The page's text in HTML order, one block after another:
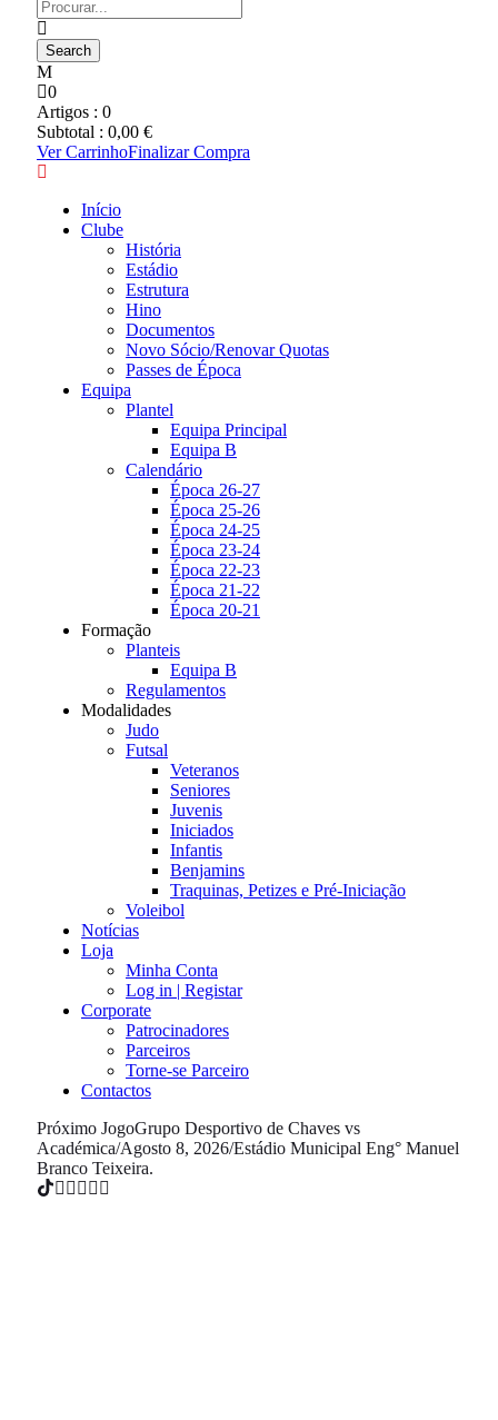
0
Artigos : 0
Subtotal : 0,00 €
Ver CarrinhoFinalizar Compra
Início
Clube
História
Estádio
Estrutura
Hino
Documentos
Novo Sócio/Renovar Quotas
Passes de Época
Equipa
Plantel
Equipa Principal
Equipa B
Calendário
Época 26-27
Época 25-26
Época 24-25
Época 23-24
Época 22-23
Época 21-22
Época 20-21
Formação
Planteis
Equipa B
Regulamentos
Modalidades
Judo
Futsal
Veteranos
Seniores
Juvenis
Iniciados
Infantis
Benjamins
Traquinas, Petizes e Pré-Iniciação
Voleibol
Notícias
Loja
Minha Conta
Log in | Registar
Corporate
Patrocinadores
Parceiros
Torne-se Parceiro
Contactos
Próximo JogoGrupo Desportivo de Chaves vs
Académica/Agosto 8, 2026/Estádio Municipal Eng° Manuel
Branco Teixeira.